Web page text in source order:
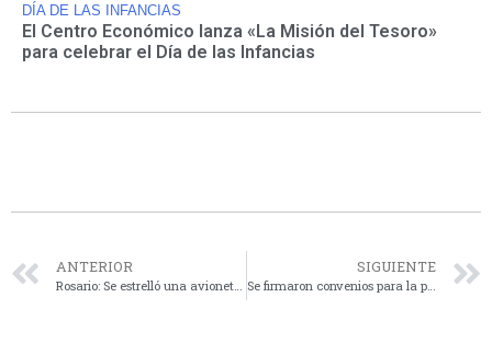
DÍA DE LAS INFANCIAS
El Centro Económico lanza «La Misión del Tesoro»
para celebrar el Día de las Infancias
ANTERIOR SIGUIENTE
Se firmaron convenios para la protección y promoción de los derechos de los niños